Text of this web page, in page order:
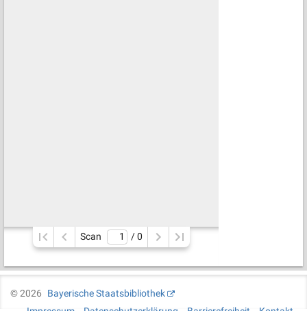
Scan / 0
©2026
Bayerische Staatsbibliothek